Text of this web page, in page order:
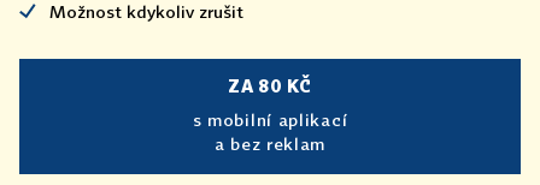
Možnost kdykoliv zrušit
ZA 80 KČ
s mobilní aplikací
a bez reklam